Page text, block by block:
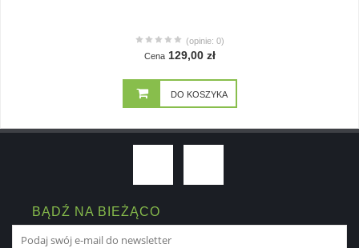
(opinie: 0)
Cena 129,00 zł
DO KOSZYKA
BĄDŹ NA BIEŻĄCO